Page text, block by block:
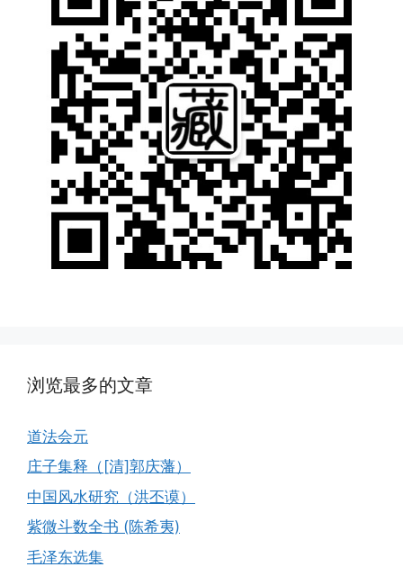
浏览最多的文章
道法会元
庄子集释（[清]郭庆藩）
中国风水研究（洪丕谟）
紫微斗数全书 (陈希夷)
毛泽东选集